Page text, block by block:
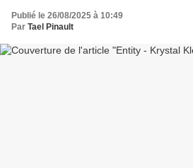
Publié le 26/08/2025 à 10:49
Par Tael Pinault